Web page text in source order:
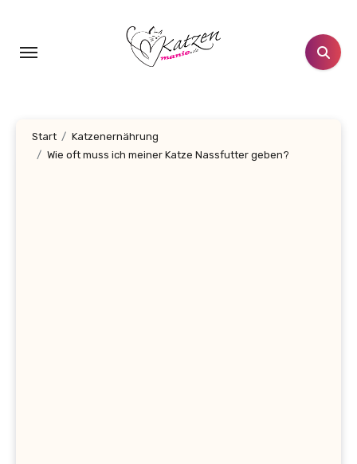
springen
Start
Katzenernährung
Wie oft muss ich meiner Katze Nassfutter geben?